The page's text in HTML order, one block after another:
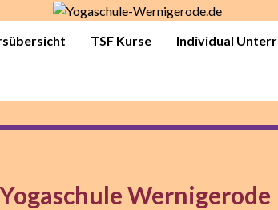
TSF Kurse Individual
Wernigerode